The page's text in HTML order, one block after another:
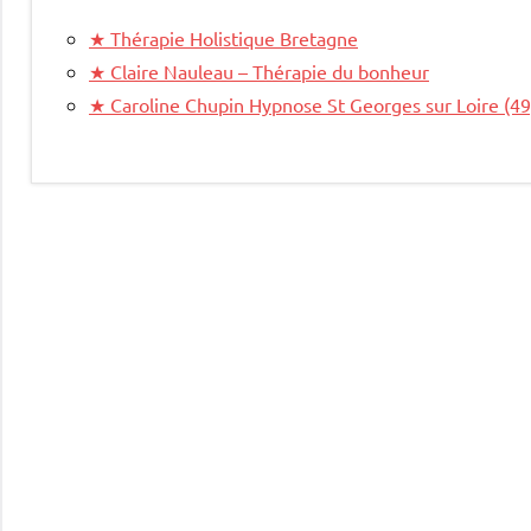
★ Thérapie Holistique Bretagne
★ Claire Nauleau – Thérapie du bonheur
★ Caroline Chupin Hypnose St Georges sur Loire